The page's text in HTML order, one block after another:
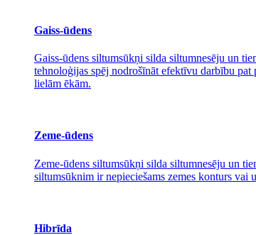
Gaiss-ūdens
Gaiss-ūdens siltumsūkņi silda siltumnesēju un
tehnoloģijas spēj nodrošīnāt efektīvu darbību pat
lielām ēkām.
Zeme-ūdens
Zeme-ūdens siltumsūkņi silda siltumnesēju un
siltumsūknim ir nepieciešams zemes konturs
Hibrīda